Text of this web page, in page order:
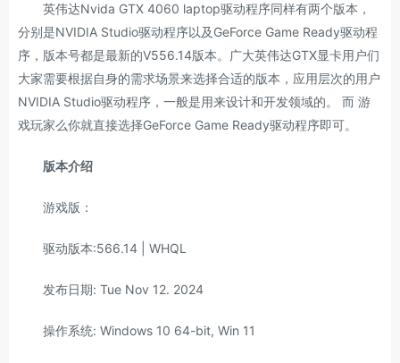
英伟达Nvida GTX 4060 laptop驱动程序同样有两个版本，
分别是NVIDIA Studio驱动程序以及GeForce Game Ready驱动程
序，版本号都是最新的V556.14版本。广大英伟达GTX显卡用户们
大家需要根据自身的需求场景来选择合适的版本，应用层次的用户
NVIDIA Studio驱动程序，一般是用来设计和开发领域的。 而 游
戏玩家么你就直接选择GeForce Game Ready驱动程序即可。
版本介绍
游戏版：
驱动版本:566.14 | WHQL
发布日期: Tue Nov 12. 2024
操作系统: Windows 10 64-bit, Win 11